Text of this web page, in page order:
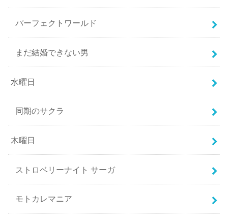
パーフェクトワールド
まだ結婚できない男
水曜日
同期のサクラ
木曜日
ストロベリーナイト サーガ
モトカレマニア